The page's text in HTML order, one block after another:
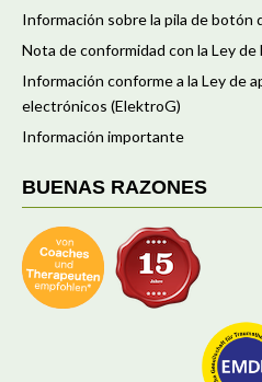
Información sobre la pila de botón
Nota de conformidad con la Ley
Información conforme a la Ley de
electrónicos (ElektroG)
Información importante
BUENAS RAZONES